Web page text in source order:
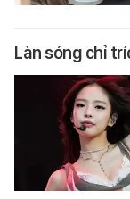
Làn sóng chỉ